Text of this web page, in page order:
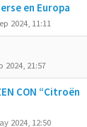
en Europa
2024, 11:11
2024, 21:57
CON “Citroën
2024, 12:50